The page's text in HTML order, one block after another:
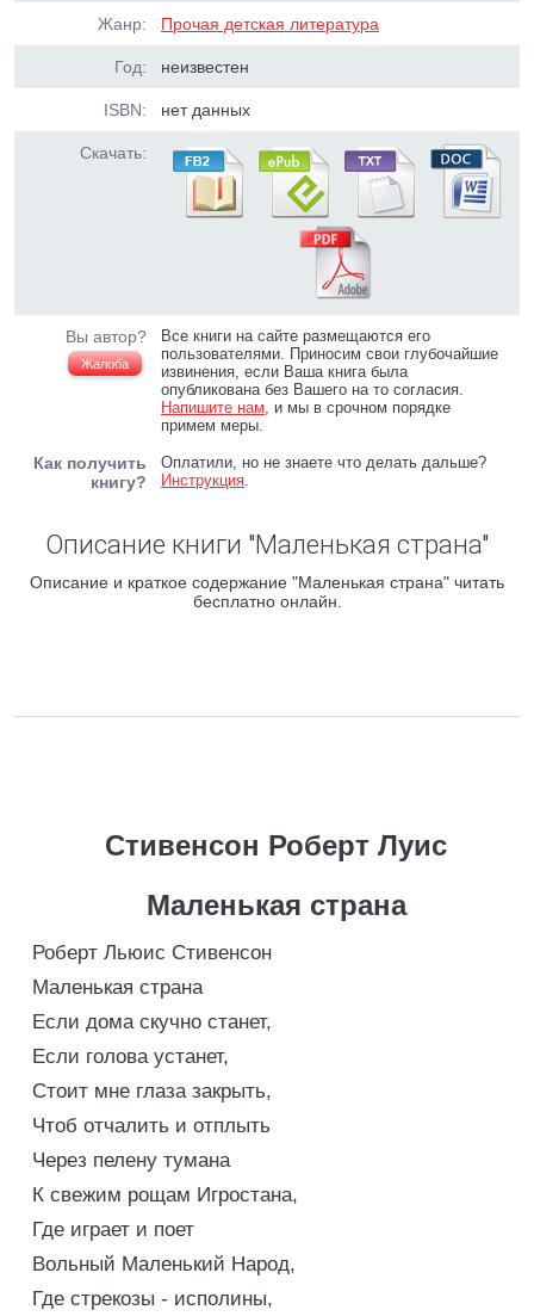
Жанр: Прочая детская литература
Год: неизвестен
ISBN: нет данных
Скачать:
Вы автор?
Жалоба
Все книги на сайте размещаются его
пользователями. Приносим свои глубочайшие
извинения, если Ваша книга была
опубликована без Вашего на то согласия.
Напишите нам, и мы в срочном порядке
примем меры.
Как получить
книгу?
Оплатили, но не знаете что делать дальше?
Инструкция.
Описание книги "Маленькая страна"
Описание и краткое содержание "Маленькая страна" читать
бесплатно онлайн.
Стивенсон Роберт Луис
Маленькая страна
Роберт Льюис Стивенсон
Маленькая страна
Если дома скучно станет,
Если голова устанет,
Стоит мне глаза закрыть,
Чтоб отчалить и отплыть
Через пелену тумана
К свежим рощам Игростана,
Где играет и поет
Вольный Маленький Народ,
Где стрекозы - исполины,